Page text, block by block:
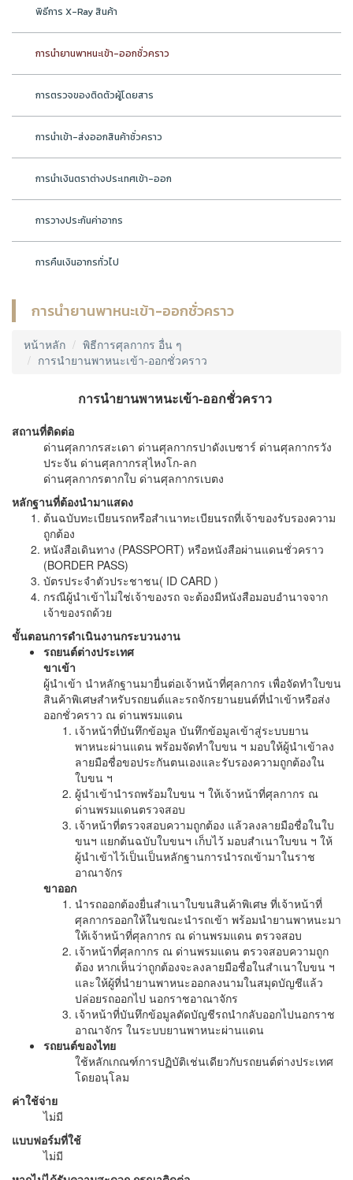
พิธีการ X-Ray สินค้า
การนำยานพาหนะเข้า-ออกชั่วคราว
การตรวจของติดตัวผู้โดยสาร
การนำเข้า-ส่งออกสินค้าชั่วคราว
การนำเงินตราต่างประเทศเข้า-ออก
การวางประกันค่าอากร
การคืนเงินอากรทั่วไป
การนำยานพาหนะเข้า-ออกชั่วคราว
หน้าหลัก
พิธีการศุลกากร อื่น ๆ
การนำยานพาหนะเข้า-ออกชั่วคราว
การนำยานพาหนะเข้า-ออกชั่วคราว
สถานที่ติดต่อ
ด่านศุลกากรสะเดา ด่านศุลกากรปาดังเบซาร์ ด่านศุลกากรวัง
ประจัน ด่านศุลกากรสุไหงโก-ลก
ด่านศุลกากรตากใบ ด่านศุลกากรเบตง
หลักฐานที่ต้องนำมาแสดง
ต้นฉบับทะเบียนรถหรือสำเนาทะเบียนรถที่เจ้าของรับรองความ
ถูกต้อง
หนังสือเดินทาง (PASSPORT) หรือหนังสือผ่านแดนชั่วคราว
(BORDER PASS)
บัตรประจำตัวประชาชน( ID CARD )
กรณีผู้นำเข้าไม่ใช่เจ้าของรถ จะต้องมีหนังสือมอบอำนาจจาก
เจ้าของรถด้วย
ขั้นตอนการดำเนินงานกระบวนงาน
รถยนต์ต่างประเทศ
ขาเข้า
ผู้นำเข้า นำหลักฐานมายื่นต่อเจ้าหน้าที่ศุลกากร เพื่อจัดทำใบขน
สินค้าพิเศษสำหรับรถยนต์และรถจักรยานยนต์ที่นำเข้าหรือส่ง
ออกชั่วคราว ณ ด่านพรมแดน
เจ้าหน้าที่บันทึกข้อมูล บันทึกข้อมูลเข้าสู่ระบบยาน
พาหนะผ่านแดน พร้อมจัดทำใบขน ฯ มอบให้ผู้นำเข้าลง
ลายมือชื่อขอประกันตนเองและรับรองความถูกต้องใน
ใบขน ฯ
ผู้นำเข้านำรถพร้อมใบขน ฯ ให้เจ้าหน้าที่ศุลกากร ณ
ด่านพรมแดนตรวจสอบ
เจ้าหน้าที่ตรวจสอบความถูกต้อง แล้วลงลายมือชื่อในใบ
ขนฯ แยกต้นฉบับใบขนฯ เก็บไว้ มอบสำเนาใบขน ฯ ให้
ผู้นำเข้าไว้เป็นเป็นหลักฐานการนำรถเข้ามาในราช
อาณาจักร
ขาออก
นำรถออกต้องยื่นสำเนาใบขนสินค้าพิเศษ ที่เจ้าหน้าที่
ศุลกากรออกให้ในขณะนำรถเข้า พร้อมนำยานพาหนะมา
ให้เจ้าหน้าที่ศุลกากร ณ ด่านพรมแดน ตรวจสอบ
เจ้าหน้าที่ศุลกากร ณ ด่านพรมแดน ตรวจสอบความถูก
ต้อง หากเห็นว่าถูกต้องจะลงลายมือชื่อในสำเนาใบขน ฯ
และให้ผู้ที่นำยานพาหนะออกลงนามในสมุดบัญชีแล้ว
ปล่อยรถออกไป นอกราชอาณาจักร
เจ้าหน้าที่บันทึกข้อมูลตัดบัญชีรถนำกลับออกไปนอกราช
อาณาจักร ในระบบยานพาหนะผ่านแดน
รถยนต์ของไทย
ใช้หลักเกณฑ์การปฏิบัติเช่นเดียวกับรถยนต์ต่างประเทศ
โดยอนุโลม
ค่าใช้จ่าย
ไม่มี
แบบฟอร์มที่ใช้
ไม่มี